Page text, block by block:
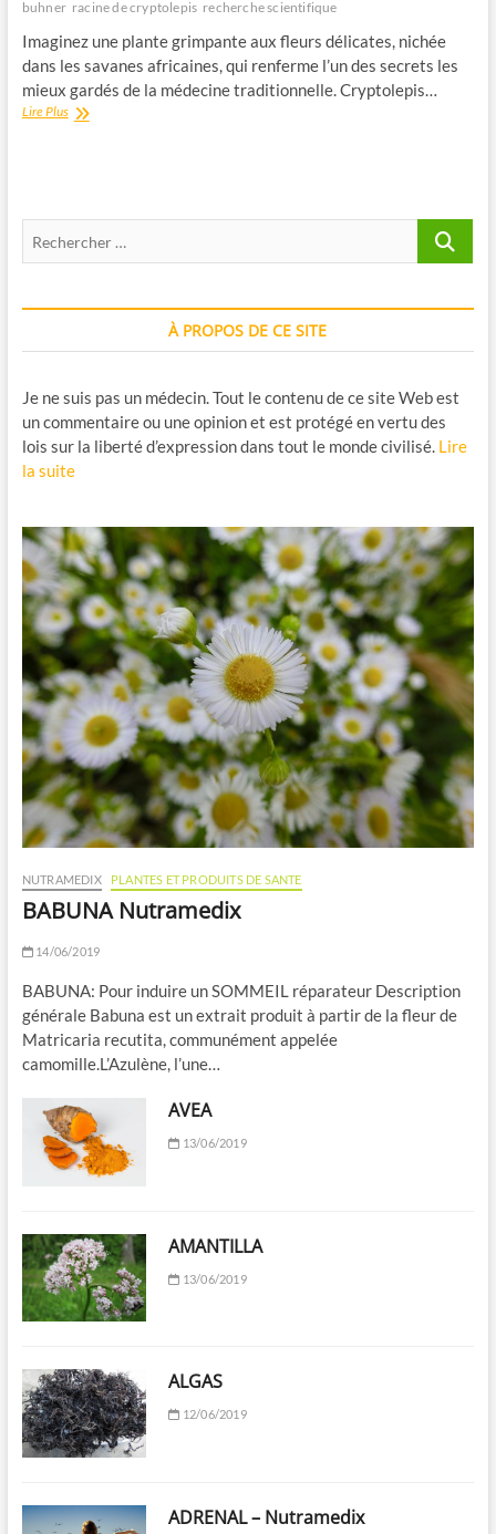
buhner racine de cryptolepis recherche scientifique
Imaginez une plante grimpante aux fleurs délicates, nichée
dans les savanes africaines, qui renferme l’un des secrets les
mieux gardés de la médecine traditionnelle. Cryptolepis…
Lire PlusCryptolepis
la
africaine
À PROPOS DE CE SITE
Je ne suis pas un médecin. Tout le contenu de ce site Web est
un commentaire ou une opinion et est protégé en vertu des
lois sur la liberté d’expression dans tout le monde civilisé. Lire
la suite
NUTRAMEDIX PLANTES ET PRODUITS DE SANTE
BABUNA Nutramedix
14/06/2019
BABUNA: Pour induire un SOMMEIL réparateur Description
générale Babuna est un extrait produit à partir de la fleur de
Matricaria recutita, communément appelée
camomille.L’Azulène, l’une…
AVEA
13/06/2019
AMANTILLA
13/06/2019
ALGAS
12/06/2019
ADRENAL – Nutramedix